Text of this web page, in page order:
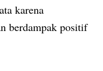
karena
berdampak positif